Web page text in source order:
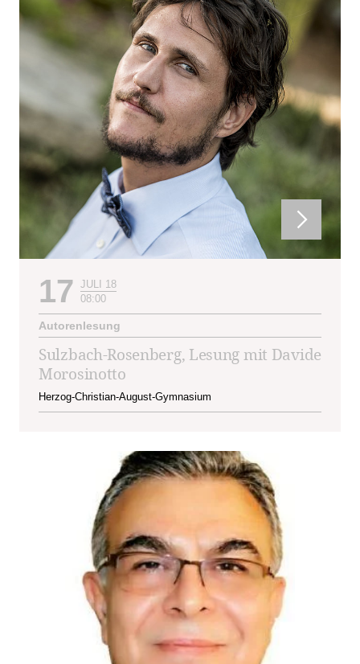
17 JULI 18
08:00
Autorenlesung
Sulzbach-Rosenberg, Lesung mit Davide
Morosinotto
Herzog-Christian-August-Gymnasium